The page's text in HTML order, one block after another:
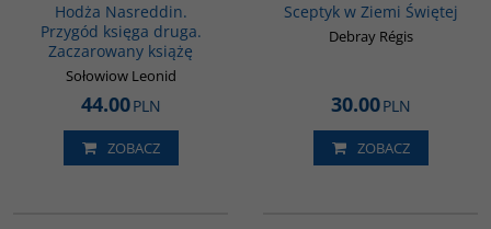
Hodża Nasreddin.
Przygód księga druga.
Zaczarowany książę
Sołowiow Leonid
44.00PLN
ZOBACZ
Sceptyk w Ziemi Świętej
Debray Régis
30.00PLN
ZOBACZ